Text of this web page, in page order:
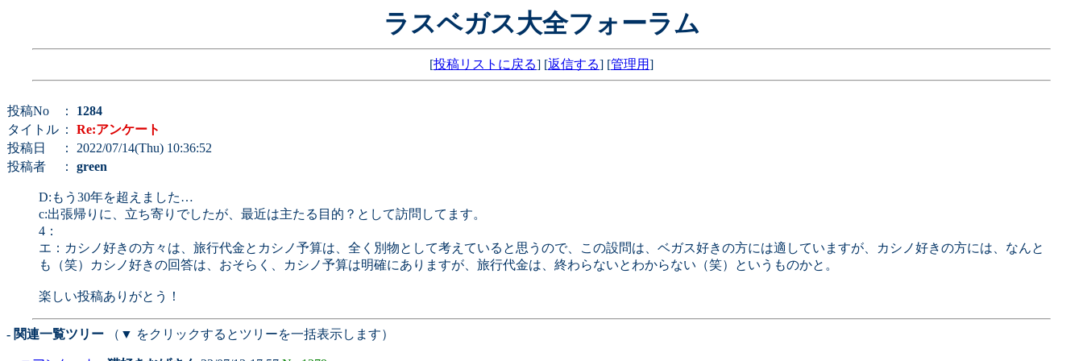
ラスベガス大全フォーラム
[投稿リストに戻る] [返信する] [管理用]
投稿No ： 1284
タイトル ： Re:アンケート
投稿日
： 2022/07/14(Thu) 10:36:52
投稿者
： green
D:もう30年を超えました…
c:出張帰りに、立ち寄りでしたが、最近は主たる目的？として訪問してます。
4：
エ：カシノ好きの方々は、旅行代金とカシノ予算は、全く別物として考えていると思うので、この設問は、ベガス好きの方には適していますが、カシノ好きの方には、なんと
も（笑）カシノ好きの回答は、おそらく、カシノ予算は明確にありますが、旅行代金は、終わらないとわからない（笑）というものかと。
楽しい投稿ありがとう！
- 関連一覧ツリー （▼ をクリックするとツリーを一括表示します）